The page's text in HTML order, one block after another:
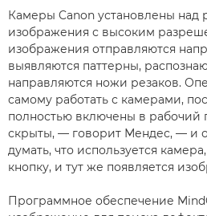
Камеры Canon установлены над
изображения с высоким
изображения отправляются
выявляются паттерны,
направляются ножи резаков.
самому работать с камерами,
полностью включены в рабочий
скрыты, — говорит Мендес, — и
думать, что используется
кнопку, и тут же появляется
Программное обеспечение